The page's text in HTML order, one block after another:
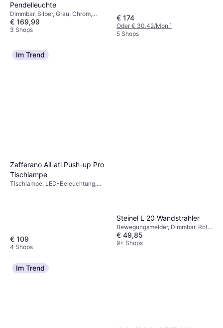
Pendelleuchte
Dimmbar, Silber, Grau, Chrom,
Mehrfarbig, Transparent, Metall,
Eisen
€ 169,99
3 Shops
€ 174
Oder € 30,42/Mon.¹
5 Shops
Im Trend
Zafferano AiLati Push-up Pro
Tischlampe
Tischlampe, LED-Beleuchtung,
€ 109
4 Shops
Steinel L 20 Wandstrahler
Bewegungsmelder, Dimmbar, Rot,
Grau, Silber, Weiß, Schwarz,
Aluminium, Edelstahl, Edelstahl,
€ 49,85
9+ Shops
Im Trend